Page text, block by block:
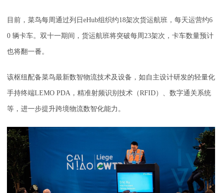
目前，菜鸟每周通过列日eHub组织约18架次货运航班，每天运营约6
0 辆卡车。双十一期间，货运航班将突破每周23架次，卡车数量预计
也将翻一番。
该枢纽配备菜鸟最新数智物流技术及设备，如自主设计研发的轻量化
手持终端LEMO PDA，精准射频识别技术（RFID）、数字通关系统
等，进一步提升跨境物流数智化能力。